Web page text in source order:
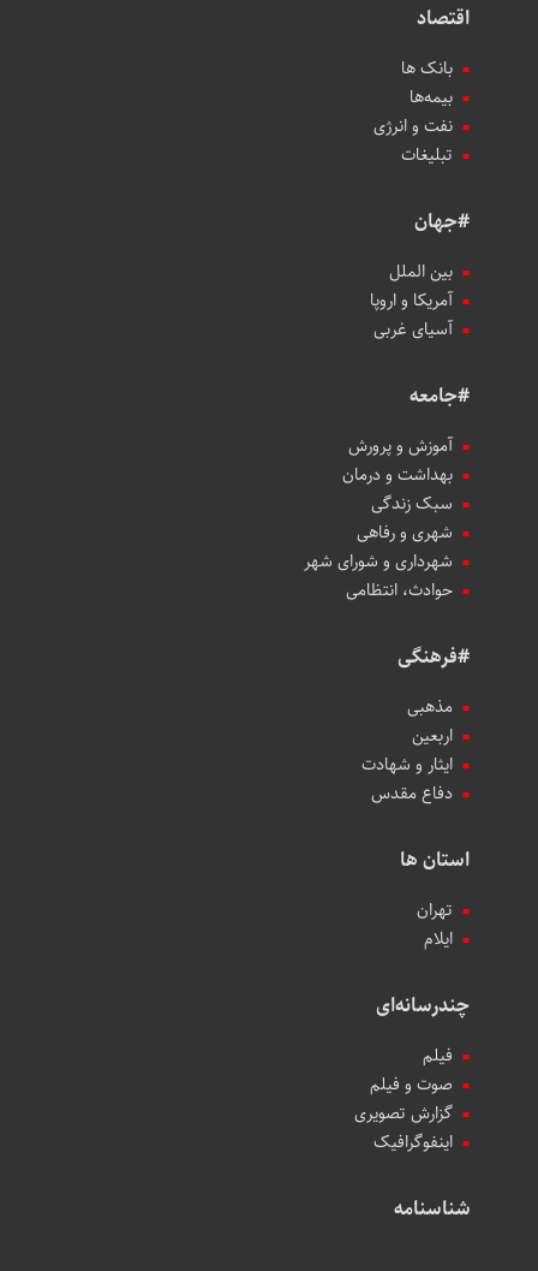
اقتصاد
بانک ها
بیمه‌ها
نفت و انرژی
تبلیغات
#جهان
بین الملل
آمریکا و اروپا
آسیای غربی
#جامعه
آموزش و پرورش
بهداشت و درمان
سبک زندگی
شهری و رفاهی
شهرداری و شورای شهر
حوادث، انتظامی
#فرهنگی
مذهبی
اربعین
ایثار و شهادت
دفاع مقدس
استان ها
تهران
ایلام
چندرسانه‌ای
فیلم
صوت و فیلم
گزارش تصویری
اینفوگرافیک
شناسنامه